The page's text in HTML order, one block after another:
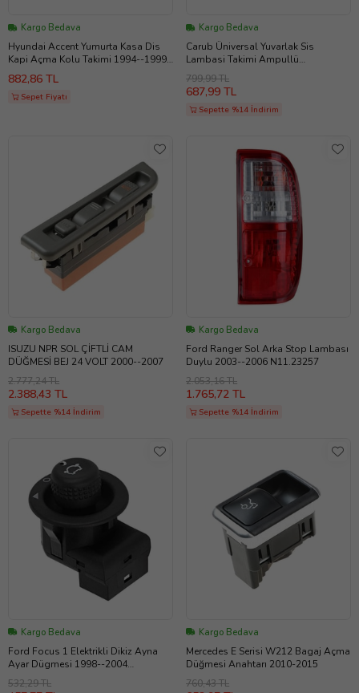
Kargo Bedava
Hyundai Accent Yumurta Kasa Dis
Kapi Açma Kolu Takimi 1994--1999
500755355
882,86 TL
Sepet Fiyatı
Kargo Bedava
Carub Üniversal Yuvarlak Sis
Lambasi Takimi Ampullü
557869960
799,99 TL
687,99 TL
Sepette %14 İndirim
Kargo Bedava
ISUZU NPR SOL ÇİFTLİ CAM
DÜĞMESİ BEJ 24 VOLT 2000--2007
2.777,24 TL
2.388,43 TL
Sepette %14 İndirim
Kargo Bedava
Ford Ranger Sol Arka Stop Lambası
Duylu 2003--2006 N11.23257
2.053,16 TL
1.765,72 TL
Sepette %14 İndirim
Kargo Bedava
Ford Focus 1 Elektrikli Dikiz Ayna
Ayar Dügmesi 1998--2004
451278310
532,29 TL
Kargo Bedava
Mercedes E Serisi W212 Bagaj Açma
Düğmesi Anahtarı 2010-2015
760,43 TL